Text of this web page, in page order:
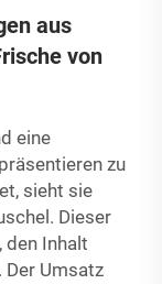
aus
von
eine
zu
sieht sie
Dieser
Inhalt
Umsatz